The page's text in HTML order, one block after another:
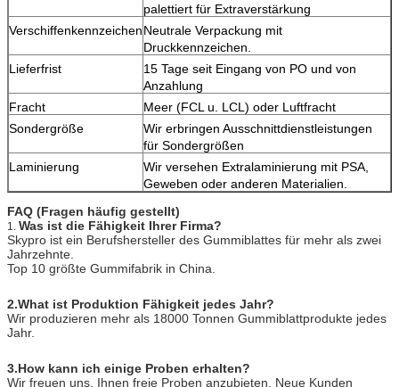
palettiert für Extraverstärkung
VerschiffenkennzeichenNeutrale Verpackung mit
Druckkennzeichen.
Lieferfrist
15 Tage seit Eingang von PO und von
Anzahlung
Fracht
Meer (FCL u. LCL) oder Luftfracht
Sondergröße
Wir erbringen Ausschnittdienstleistungen
für Sondergrößen
Laminierung
Wir versehen Extralaminierung mit PSA,
Geweben oder anderen Materialien.
FAQ (Fragen häufig gestellt)
1. Was ist die Fähigkeit Ihrer Firma?
Skypro ist ein Berufshersteller des Gummiblattes für mehr als zwei
Jahrzehnte.
Top 10 größte Gummifabrik in China.
2.What ist Produktion Fähigkeit jedes Jahr?
Wir produzieren mehr als 18000 Tonnen Gummiblattprodukte jedes
Jahr.
3.How kann ich einige Proben erhalten?
Wir freuen uns, Ihnen freie Proben anzubieten. Neue Kunden